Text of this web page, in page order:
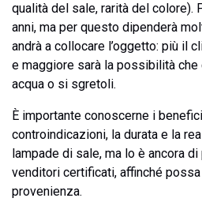
qualità del sale, rarità del colore).
anni, ma per questo dipenderà
andrà a collocare l’oggetto: più il
e maggiore sarà la possibilità
acqua o si sgretoli.
È importante conoscerne i
controindicazioni, la durata e la
lampade di sale, ma lo è ancora
venditori certificati, affinché
provenienza.